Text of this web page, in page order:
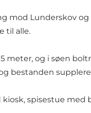
mod Lunderskov
til alle.
meter, og i søen
bestanden
spisestue med